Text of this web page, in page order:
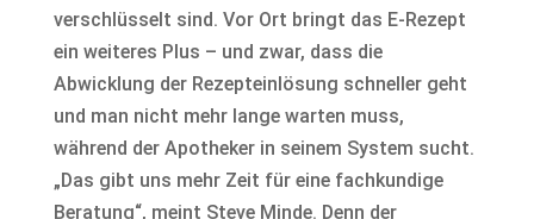
verschlüsselt sind. Vor Ort bringt das E-Rezept
ein weiteres Plus – und zwar, dass die
Abwicklung der Rezepteinlösung schneller geht
und man nicht mehr lange warten muss,
während der Apotheker in seinem System sucht.
„Das gibt uns mehr Zeit für eine fachkundige
Beratung“, meint Steve Minde. Denn der